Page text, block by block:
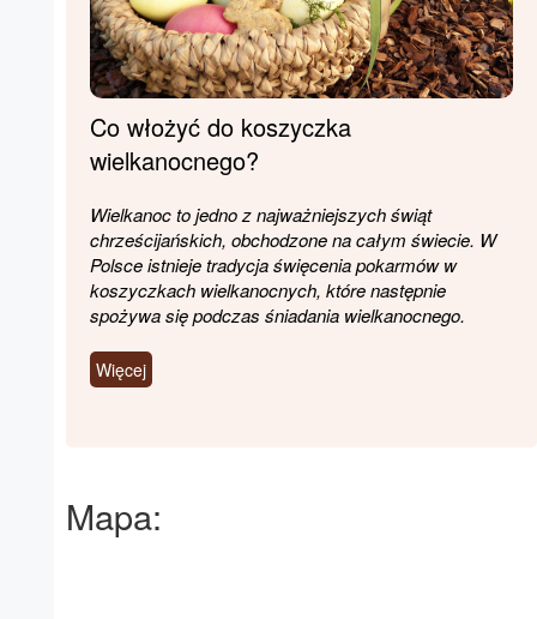
Co włożyć do koszyczka
wielkanocnego?
Wielkanoc to jedno z najważniejszych świąt
chrześcijańskich, obchodzone na całym świecie. W
Polsce istnieje tradycja święcenia pokarmów w
koszyczkach wielkanocnych, które następnie
spożywa się podczas śniadania wielkanocnego.
Więcej
Mapa: